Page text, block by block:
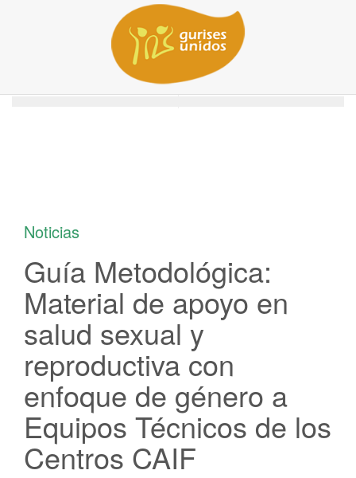
Home/Investigaciones Publicaciones
Guía Metodológica: Material de apoyo en salud sexual y reproductiva
con enfoque de género a Equipos Técnicos de los Centros CAIF
Noticias
Guía Metodológica:
Material de apoyo en
salud sexual y
reproductiva con
enfoque de género a
Equipos Técnicos de los
Centros CAIF